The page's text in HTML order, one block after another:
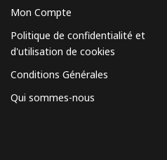
Mon Compte
Politique de confidentialité et
d'utilisation de cookies
Conditions Générales
Qui sommes-nous